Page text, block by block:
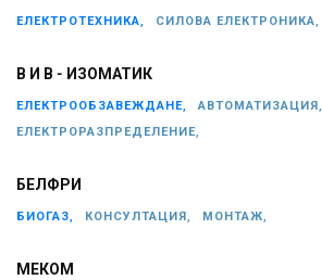
ЕЛЕКТРОТЕХНИКА, СИЛОВА ЕЛЕКТРОНИКА,
В И В - ИЗОМАТИК
ЕЛЕКТРООБЗАВЕЖДАНЕ,
АВТОМАТИЗАЦИЯ,
ЕЛЕКТРОРАЗПРЕДЕЛЕНИЕ,
БЕЛФРИ
БИОГАЗ, КОНСУЛТАЦИЯ, МОНТАЖ,
МЕКОМ